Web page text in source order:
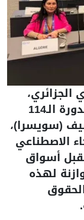
ممثل أرباب العمل الجزائريين في الدورة الـ114
(سويسرا)،
الاصطناعي
أسواق
لهذه